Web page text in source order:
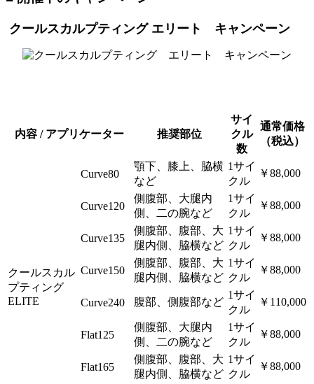
クールスカルプティング エリート キャンペーン
内容 / アプリケーター 推奨部位
サイ
クル
数
通常価格
（税込）
クールスカル
プティング
ELITE
Curve80
顎下、膝上、脇横
など
1サイ
クル
￥88,000
Curve120
側腹部、大腿内
側、二の腕など
1サイ
クル
￥88,000
Curve135
側腹部、腹部、大
腿内側、脇横など
1サイ
クル
￥88,000
Curve150
側腹部、腹部、大
腿内側、脇横など
1サイ
クル
￥88,000
Curve240 腹部、側腹部など
1サイ
クル
￥110,000
Flat125
側腹部、大腿内
側、二の腕など
1サイ
クル
￥88,000
Flat165
側腹部、腹部、大
腿内側、脇横など
1サイ
クル
￥88,000